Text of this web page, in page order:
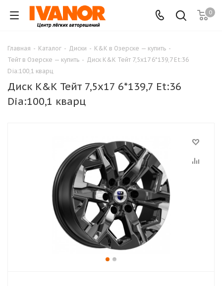
0
Главная - Каталог - Диски - K&K в Озерске — купить -
Тейт в Озерске — купить - Диск K&K Тейт 7,5x17 6*139,7 Et:36
Dia:100,1 кварц
Диск K&K Тейт 7,5x17 6*139,7 Et:36
Dia:100,1 кварц